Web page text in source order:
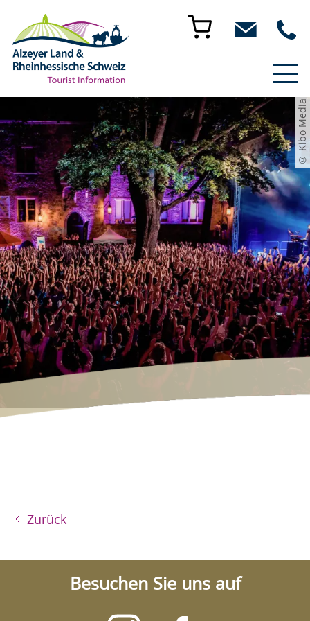
© Kibo Media
Zurück
Besuchen Sie uns auf
Besuchen
Besuchen